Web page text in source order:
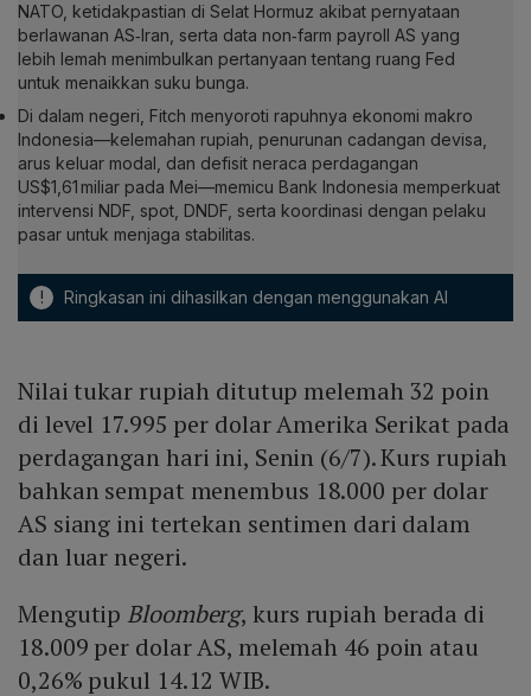
NATO, ketidakpastian di Selat Hormuz akibat pernyataan
berlawanan AS‑Iran, serta data non‑farm payroll AS yang
lebih lemah menimbulkan pertanyaan tentang ruang Fed
untuk menaikkan suku bunga.
Di dalam negeri, Fitch menyoroti rapuhnya ekonomi makro
Indonesia—kelemahan rupiah, penurunan cadangan devisa,
arus keluar modal, dan defisit neraca perdagangan
US$1,61 miliar pada Mei—memicu Bank Indonesia memperkuat
intervensi NDF, spot, DNDF, serta koordinasi dengan pelaku
pasar untuk menjaga stabilitas.
! Ringkasan ini dihasilkan dengan menggunakan AI
Nilai tukar rupiah ditutup melemah 32 poin
di level 17.995 per dolar Amerika Serikat pada
perdagangan hari ini, Senin (6/7). Kurs rupiah
bahkan sempat menembus 18.000 per dolar
AS siang ini tertekan sentimen dari dalam
dan luar negeri.
Mengutip Bloomberg, kurs rupiah berada di
18.009 per dolar AS, melemah 46 poin atau
0,26% pukul 14.12 WIB.